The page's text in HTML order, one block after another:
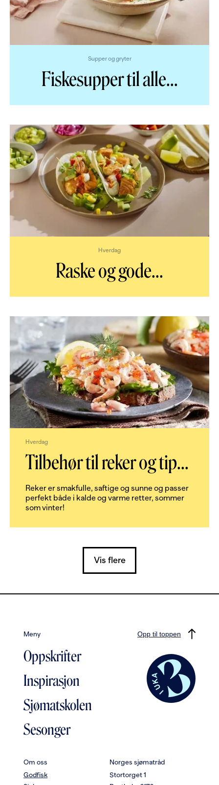
Supper og gryter
Fiskesupper til alle...
Hverdag
Raske og gode...
Hverdag
Tilbehør til reker og tip...
Reker er smakfulle, saftige og sunne og passer
perfekt både i kalde og varme retter, sommer
som vinter!
Vis flere
Meny
Oppskrifter
Inspirasjon
Sjømatskolen
Sesonger
Om oss
Godfisk
Norges sjømatråd
Stortorget 1
Opp til toppen